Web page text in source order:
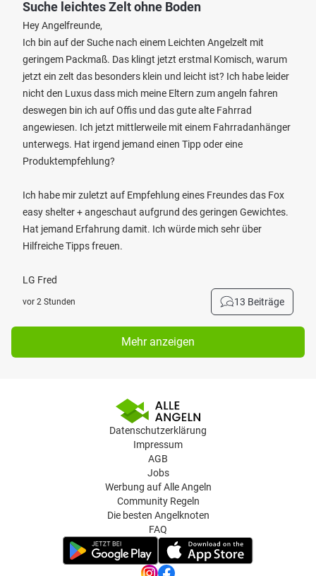
Suche leichtes Zelt ohne Boden
Hey Angelfreunde,
Ich bin auf der Suche nach einem Leichten Angelzelt mit
geringem Packmaß. Das klingt jetzt erstmal Komisch, warum
jetzt ein zelt das besonders klein und leicht ist? Ich habe leider
nicht den Luxus dass mich meine Eltern zum angeln fahren
deswegen bin ich auf Offis und das gute alte Fahrrad
angewiesen. Ich jetzt mittlerweile mit einem Fahrradanhänger
unterwegs. Hat irgend jemand einen Tipp oder eine
Produktempfehlung?
Ich habe mir zuletzt auf Empfehlung eines Freundes das Fox
easy shelter + angeschaut aufgrund des geringen Gewichtes.
Hat jemand Erfahrung damit. Ich würde mich sehr über
Hilfreiche Tipps freuen.
LG Fred
vor 2 Stunden 13 Beiträge
Mehr anzeigen
Datenschutzerklärung
Impressum
AGB
Jobs
Werbung auf Alle Angeln
Community Regeln
Die besten Angelknoten
FAQ